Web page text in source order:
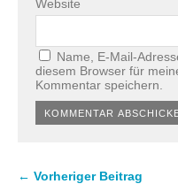
Website
Name, E-Mail-
diesem Browser für
Kommentar speichern.
← Vorheriger Beitrag